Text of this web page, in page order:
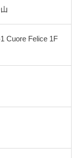
Cuore Felice 1F